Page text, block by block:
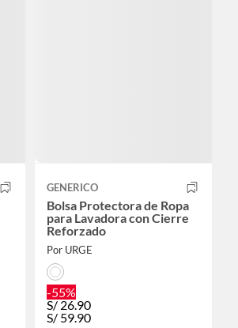
GENERICO
Bolsa Protectora de Ropa
para Lavadora con Cierre
Reforzado
Por URGE
-55%
S/26.90
S/ 59.90